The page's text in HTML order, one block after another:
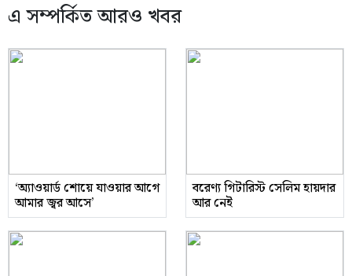
এ সম্পর্কিত আরও খবর
‘অ্যাওয়ার্ড শোয়ে যাওয়ার আগে
আমার জ্বর আসে’
বরেণ্য গিটারিস্ট সেলিম হায়দার
আর নেই